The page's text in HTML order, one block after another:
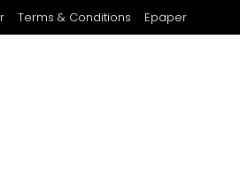
Terms & Conditions Epaper